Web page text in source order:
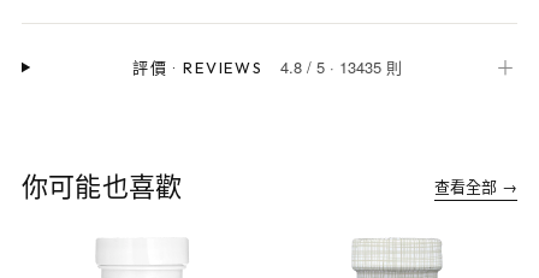
評價 ·REVIEWS 4.8/ 5· 13435 則 ＋
你可能也喜歡 查看全部 →